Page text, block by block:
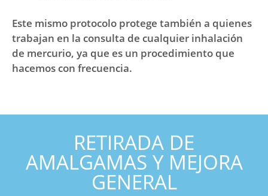
Este mismo protocolo protege también a quienes
trabajan en la consulta de cualquier inhalación
de mercurio, ya que es un procedimiento que
hacemos con frecuencia.
RETIRADA DE
AMALGAMAS Y MEJORA
GENERAL